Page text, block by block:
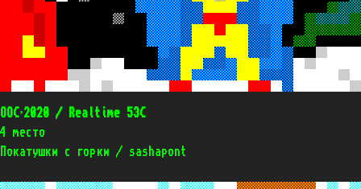
OOC’2020 / Realtime 53C
4 место
Покатушки с горки / sashapont